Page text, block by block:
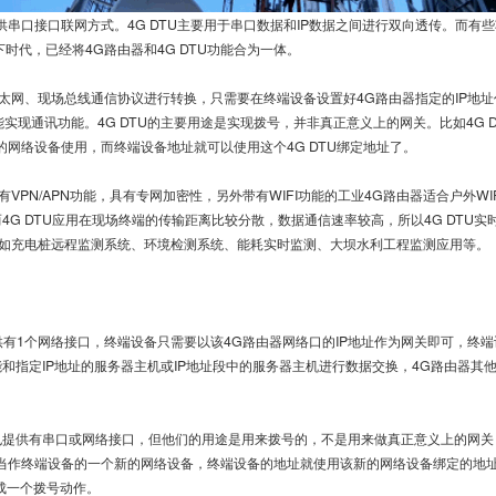
串口接口联网方式。4G DTU主要用于串口数据和IP数据之间进行双向透传。而有
代，已经将4G路由器和4G DTU功能合为一体。
现场总线通信协议进行转换，只需要在终端设备设置好4G路由器指定的IP地址
现通讯功能。4G DTU的主要用途是实现拨号，并非真正意义上的网关。比如4G
络设备使用，而终端设备地址就可以使用这个4G DTU绑定地址了。
APN功能，具有专网加密性，另外带有WIFI功能的工业4G路由器适合户外
DTU应用在现场终端的传输距离比较分散，数据通信速率较高，所以4G DTU实
充电桩远程监测系统、环境检测系统、能耗实时监测、大坝水利工程监测应用等。
网络接口，终端设备只需要以该4G路由器网络口的IP地址作为网关即可，终端
指定IP地址的服务器主机或IP地址段中的服务器主机进行数据交换，4G路由器其
串口或网络接口，但他们的用途是用来拨号的，不是用来做真正意义上的网
终端设备的一个新的网络设备，终端设备的地址就使用该新的网络设备绑定的地
个拨号动作。